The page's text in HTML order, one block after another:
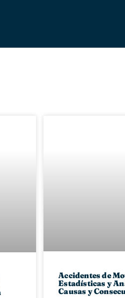
Accidentes de
Estadísticas y
Causas y